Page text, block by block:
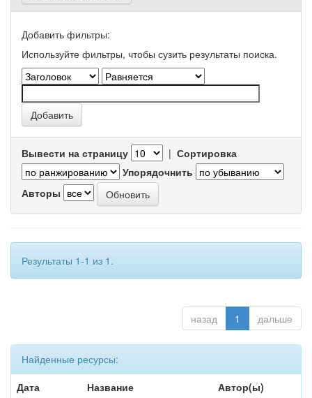
Добавить фильтры:
Используйте фильтры, чтобы сузить результаты поиска.
Вывести на страницу | Сортировка
Упорядочнить
Авторы
Результаты 1-1 из 1.
назад 1 дальше
Найденные ресурсы:
Дата
Название Автор(ы)